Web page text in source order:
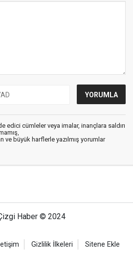
edici cümleler veya imalar, inançlara saldırı
ve büyük harflerle yazılmış yorumlar
Haber © 2024
Gizlilik İlkeleri Sitene Ekle